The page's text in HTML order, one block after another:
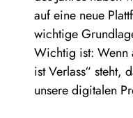
auf eine neue
wichtige
Wichtig ist: Wenn
ist Verlass“ steht,
unsere digitalen